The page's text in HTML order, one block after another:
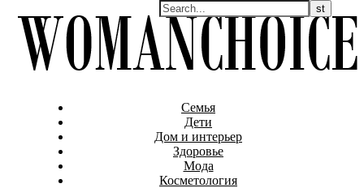
Семья
Дети
Дом и интерьер
Здоровье
Мода
Косметология